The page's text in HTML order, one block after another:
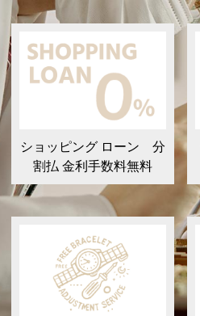
ショッピング ローン 分
割払 金利手数料無料